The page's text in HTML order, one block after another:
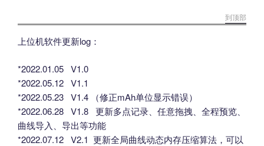
到顶部
上位机软件更新log：
*2022.01.05 V1.0
*2022.05.12 V1.1
*2022.05.23 V1.4 （修正mAh单位显示错误）
*2022.06.28 V1.8 更新多点记录、任意拖拽、全程预览、
曲线导入、导出等功能
*2022.07.12 V2.1 更新全局曲线动态内存压缩算法，可以